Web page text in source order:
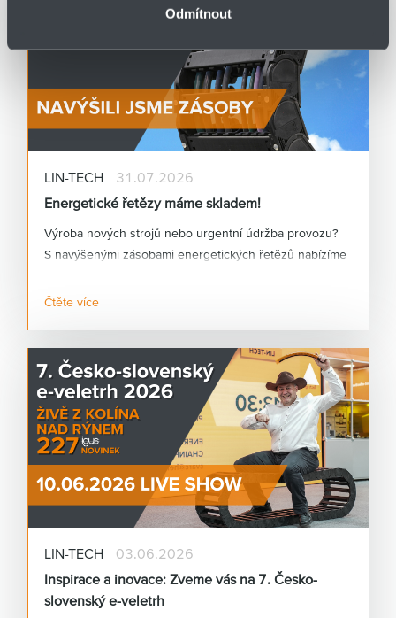
Odmítnout
LIN-TECH
31.07.2026
Energetické řetězy máme skladem!
Výroba nových strojů nebo urgentní údržba provozu?
S navýšenými zásobami energetických řetězů nabízíme
na dlouhé dodací lhůty? Díky navýšeným skladovým
zásobám energetických řetězů vám dokážeme
nabídnout okamžité řešení pro výrobu nových strojů i
urgentní servis stávajících zařízení.
Čtěte více
LIN-TECH
03.06.2026
Inspirace a inovace: Zveme vás na 7. Česko-
slovenský e-veletrh